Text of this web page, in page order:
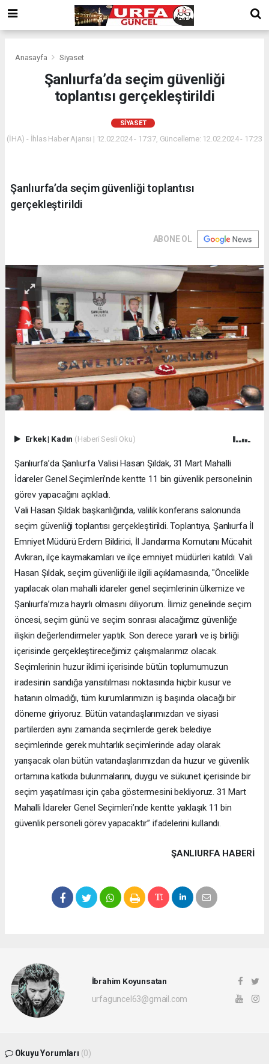
Anasayfa Siyaset
Şanlıurfa’da seçim güvenliği
toplantısı gerçekleştirildi
SIYASET
(İHA) - İhlas Haber Ajansı | 12.02.2024 - 17:37, Güncelleme: 12.02.2024 - 17:23
Şanlıurfa’da seçim güvenliği toplantısı
gerçekleştirildi
ABONE OL
Erkek| Kadın (Haberi Sesli Oku)
Şanlıurfa’da Şanlıurfa Valisi Hasan Şıldak, 31 Mart Mahalli
İdareler Genel Seçimleri’nde kentte 11 bin güvenlik personelinin
görev yapacağını açıkladı.
Vali Hasan Şıldak başkanlığında, valilik konferans salonunda
seçim güvenliği toplantısı gerçekleştirildi. Toplantıya, Şanlıurfa İl
Emniyet Müdürü Erdem Bildirici, İl Jandarma Komutanı Mücahit
Avkıran, ilçe kaymakamları ve ilçe emniyet müdürleri katıldı. Vali
Hasan Şıldak, seçim güvenliği ile ilgili açıklamasında, "Öncelikle
yapılacak olan mahalli idareler genel seçimlerinin ülkemize ve
Şanlıurfa’mıza hayırlı olmasını diliyorum. İlimiz genelinde seçim
öncesi, seçim günü ve seçim sonrası alacağımız güvenliğe
ilişkin değerlendirmeler yaptık. Son derece yararlı ve iş birliği
içerisinde gerçekleştireceğimiz çalışmalarımız olacak.
Seçimlerinin huzur iklimi içerisinde bütün toplumumuzun
iradesinin sandığa yansıtılması noktasında hiçbir kusur ve
hatanın olmadığı, tüm kurumlarımızın iş başında olacağı bir
döneme giriyoruz. Bütün vatandaşlarımızdan ve siyasi
partilerden aynı zamanda seçimlerde gerek belediye
seçimlerinde gerek muhtarlık seçimlerinde aday olarak
yarışacak olan bütün vatandaşlarımızdan da huzur ve güvenlik
ortamına katkıda bulunmalarını, duygu ve sükunet içerisinde bir
seçim yaşatılması için çaba göstermesini bekliyoruz. 31 Mart
Mahalli İdareler Genel Seçimleri’nde kentte yaklaşık 11 bin
güvenlik personeli görev yapacaktır” ifadelerini kullandı.
ŞANLIURFA HABERİ
İbrahim Koyunsatan
urfaguncel63@gmail.com
Okuyu Yorumları (0)